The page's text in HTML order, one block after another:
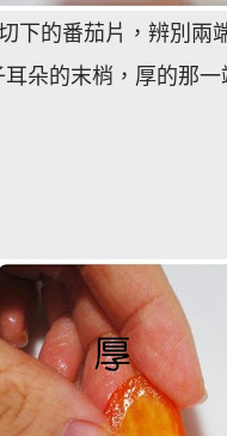
下的番茄片，辨別兩
朵的末梢，厚的那